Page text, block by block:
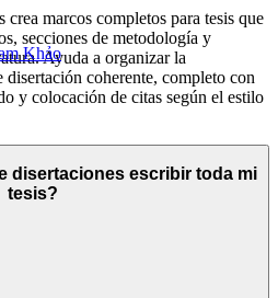
Khảo
marcos completos para tesis que
secciones de metodología y
Ayuda a organizar la
coherente, completo con
y colocación de citas según el estilo
disertaciones escribir toda mi
tesis?